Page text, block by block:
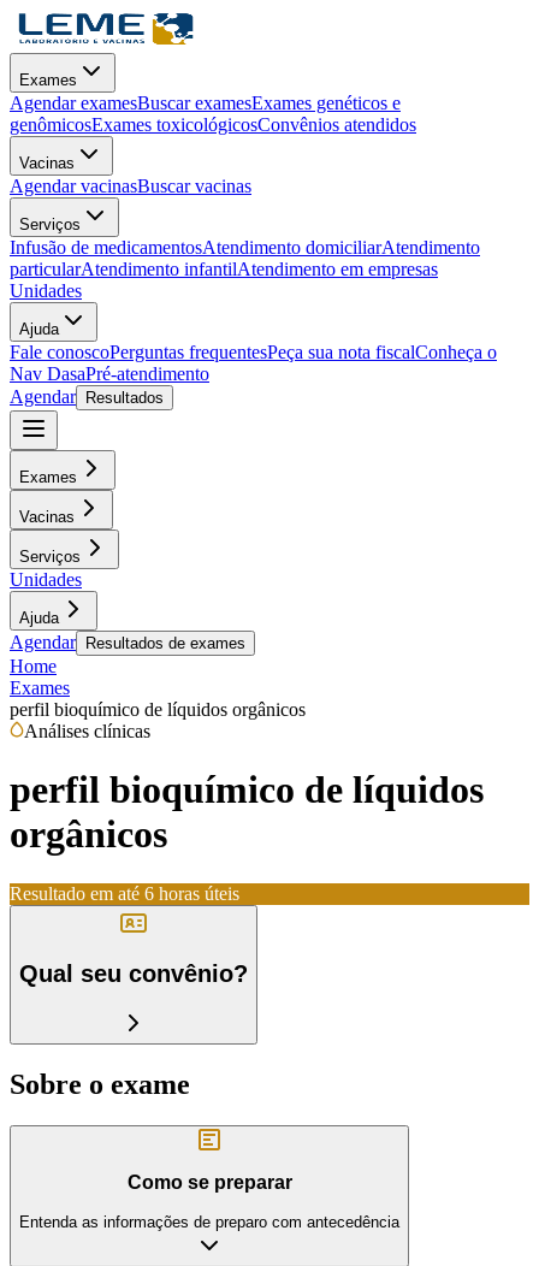
Exames
Agendar examesBuscar examesExames genéticos e
genômicosExames toxicológicosConvênios atendidos
Vacinas
Agendar vacinasBuscar vacinas
Serviços
Infusão de medicamentosAtendimento domiciliarAtendimento
particularAtendimento infantilAtendimento em empresas
Unidades
Ajuda
Fale conoscoPerguntas frequentesPeça sua nota fiscalConheça o
Nav DasaPré-atendimento
Agendar
Resultados
Exames
Vacinas
Serviços
Unidades
Ajuda
Agendar Resultados de exames
Home
Exames
perfil bioquímico de líquidos orgânicos
Análises clínicas
perfil bioquímico de líquidos
orgânicos
Resultado em até 6 horas úteis
Qual seu convênio?
Sobre o exame
Como se preparar
Entenda as informações de preparo com antecedência